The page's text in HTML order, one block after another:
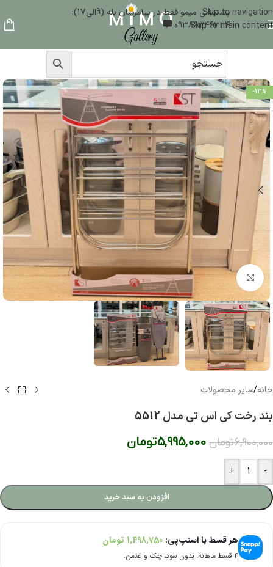
Skip to navigation
Skip to main content
پشتیبانی میمو فقط در پیامرسان بله (9الی17):
09386346324
-13%
بزرگنمایی تصویر
خانه/سایر محصولات
بند رخت کی اس تی مدل 5512
6,900,000تومان 5,995,000تومان
-
+
افزودن به سبد خرید
هر قسط با اسنپ‌پی: 1,498,750 تومان
۴ قسط ماهانه. بدون سود، چک و ضامن.